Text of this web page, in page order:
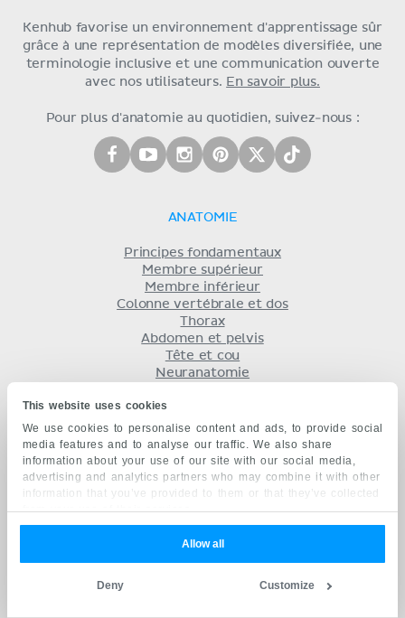
This website uses cookies
We use cookies to personalise content and ads, to provide social
media features and to analyse our traffic. We also share
information about your use of our site with our social media,
advertising and analytics partners who may combine it with other
information that you’ve provided to them or that they’ve collected
from your use of their services.
Allow all
Customize
Deny
Kenhub favorise un environnement d'apprentissage sûr
grâce à une représentation de modèles diversifiée, une
terminologie inclusive et une communication ouverte
avec nos utilisateurs. En savoir plus.
Pour plus d'anatomie au quotidien, suivez-nous :
ANATOMIE
Principes fondamentaux
Membre supérieur
Membre inférieur
Colonne vertébrale et dos
Thorax
Abdomen et pelvis
Tête et cou
Neuranatomie
PHYSIOLOGIE
Introduction à la physiologie
Système musculaire
Système nerveux
Système cardiovasculaire
Système endocrinien
Système respiratoire
Équilibre acido-basique